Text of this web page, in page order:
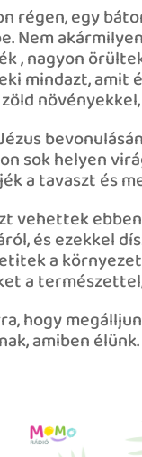
régen, egy
Nem
, nagyon
mindazt,
sok helyen
a tavaszt és
vehettek
és ezekkel
a
a
hogy
amiben